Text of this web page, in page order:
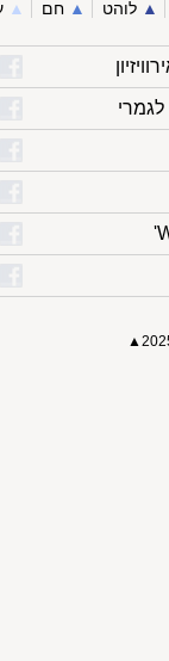
לוהט ▲︎ חם ▲︎